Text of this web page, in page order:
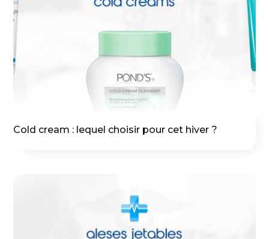
Cold cream : lequel choisir pour cet hiver ?